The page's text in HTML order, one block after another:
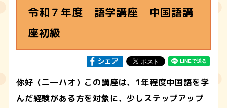
令和７年度 語学講座 中国語講
座初級
你好（二―ハオ）この講座は、1年程度中国語を学
んだ経験がある方を対象に、少しステップアップ